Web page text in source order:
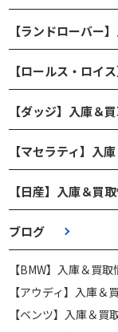
【ランドローバー
【ロールス・ロイ
【ダッジ】入庫＆
【マセラティ】入
【日産】入庫＆買
ブログ
【BMW】入庫＆買取
【アウディ】入庫＆
【ベンツ】入庫＆買